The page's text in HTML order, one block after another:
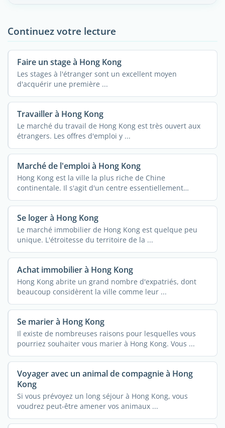
Continuez votre lecture
Faire un stage à Hong Kong
Les stages à l'étranger sont un excellent moyen
d'acquérir une première ...
Travailler à Hong Kong
Le marché du travail de Hong Kong est très ouvert aux
étrangers. Les offres d'emploi y ...
Marché de l'emploi à Hong Kong
Hong Kong est la ville la plus riche de Chine
continentale. Il s'agit d'un centre essentiellement
tertiaire, avec ...
Se loger à Hong Kong
Le marché immobilier de Hong Kong est quelque peu
unique. L'étroitesse du territoire de la ...
Achat immobilier à Hong Kong
Hong Kong abrite un grand nombre d'expatriés, dont
beaucoup considèrent la ville comme leur ...
Se marier à Hong Kong
Il existe de nombreuses raisons pour lesquelles vous
pourriez souhaiter vous marier à Hong Kong. Vous ...
Voyager avec un animal de compagnie à Hong
Kong
Si vous prévoyez un long séjour à Hong Kong, vous
voudrez peut-être amener vos animaux ...